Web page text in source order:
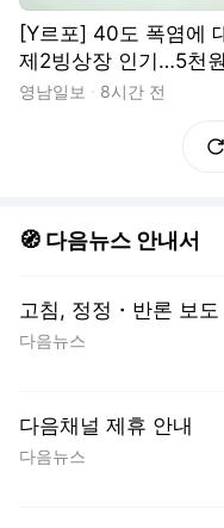
[Y르포] 40도 폭염에
제2빙상장 인기…5천
로 즐기는 ‘피서’
영남일보 8시간 전
🧭 다음뉴스 안내서
고침, 정정・반론 보도
다음뉴스
다음채널 제휴 안내
다음뉴스